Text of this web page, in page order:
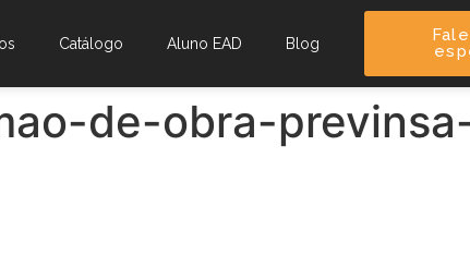
Catálogo Aluno EAD Blog
de-obra-